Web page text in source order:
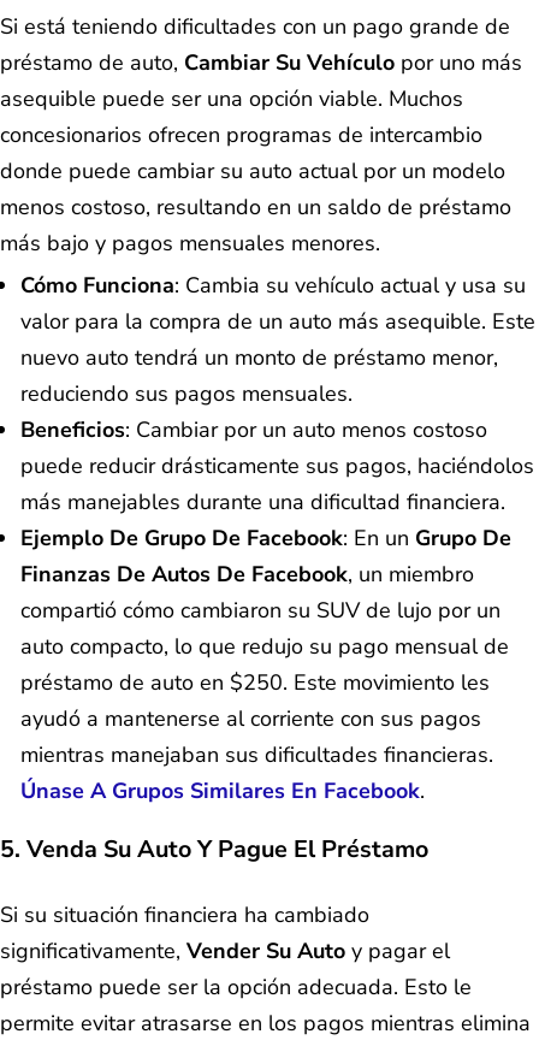
Si está teniendo dificultades con un pago grande de
préstamo de auto, Cambiar Su Vehículo por uno más
asequible puede ser una opción viable. Muchos
concesionarios ofrecen programas de intercambio
donde puede cambiar su auto actual por un modelo
menos costoso, resultando en un saldo de préstamo
más bajo y pagos mensuales menores.
Cómo Funciona: Cambia su vehículo actual y usa su
valor para la compra de un auto más asequible. Este
nuevo auto tendrá un monto de préstamo menor,
reduciendo sus pagos mensuales.
Beneficios: Cambiar por un auto menos costoso
puede reducir drásticamente sus pagos, haciéndolos
más manejables durante una dificultad financiera.
Ejemplo De Grupo De Facebook: En un Grupo De
Finanzas De Autos De Facebook, un miembro
compartió cómo cambiaron su SUV de lujo por un
auto compacto, lo que redujo su pago mensual de
préstamo de auto en $250. Este movimiento les
ayudó a mantenerse al corriente con sus pagos
mientras manejaban sus dificultades financieras.
Únase A Grupos Similares En Facebook.
5. Venda Su Auto Y Pague El Préstamo
Si su situación financiera ha cambiado
significativamente, Vender Su Auto y pagar el
préstamo puede ser la opción adecuada. Esto le
permite evitar atrasarse en los pagos mientras elimina